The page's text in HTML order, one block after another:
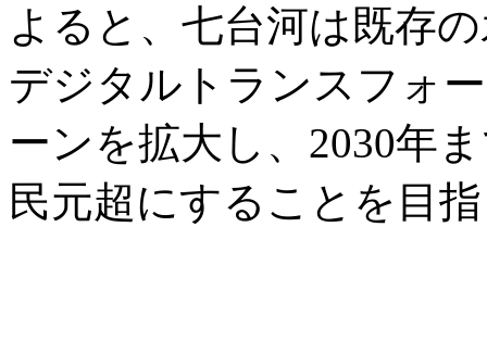
よると、七台河は既存
デジタルトランスフォ
ーンを拡大し、2030年
民元超にすることを目